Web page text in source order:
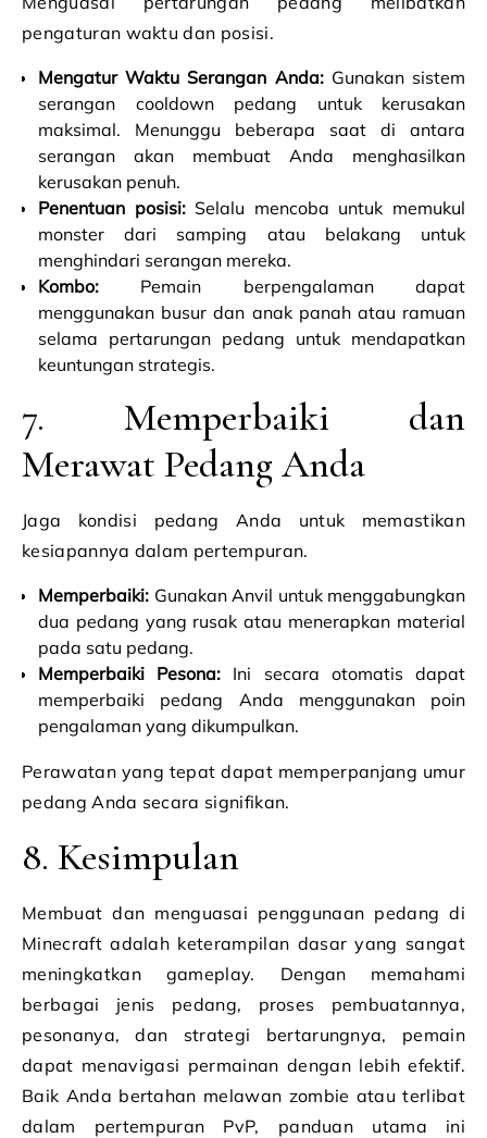
pengaturan waktu dan posisi.
Mengatur Waktu Serangan Anda:Gunakan sistem
serangan cooldown pedang untuk kerusakan
maksimal. Menunggu beberapa saat di antara
serangan akan membuat Anda menghasilkan
kerusakan penuh.
Penentuan posisi:Selalu mencoba untuk memukul
monster dari samping atau belakang untuk
menghindari serangan mereka.
Kombo: Pemain berpengalaman dapat
menggunakan busur dan anak panah atau ramuan
selama pertarungan pedang untuk mendapatkan
keuntungan strategis.
7. Memperbaiki dan
Merawat Pedang Anda
Jaga kondisi pedang Anda untuk memastikan
kesiapannya dalam pertempuran.
Memperbaiki: Gunakan Anvil untuk menggabungkan
dua pedang yang rusak atau menerapkan material
pada satu pedang.
Memperbaiki Pesona: Ini secara otomatis dapat
memperbaiki pedang Anda menggunakan poin
pengalaman yang dikumpulkan.
Perawatan yang tepat dapat memperpanjang umur
pedang Anda secara signifikan.
8. Kesimpulan
Membuat dan menguasai penggunaan pedang di
Minecraft adalah keterampilan dasar yang sangat
meningkatkan gameplay. Dengan memahami
berbagai jenis pedang, proses pembuatannya,
pesonanya, dan strategi bertarungnya, pemain
dapat menavigasi permainan dengan lebih efektif.
Baik Anda bertahan melawan zombie atau terlibat
dalam pertempuran PvP, panduan utama ini